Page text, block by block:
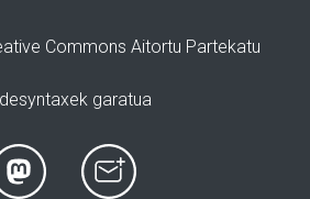
Commons Aitortu Partekatu
garatua